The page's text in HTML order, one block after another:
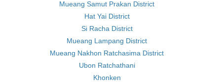
Mueang Samut Prakan District
Hat Yai District
Si Racha District
Mueang Lampang District
Mueang Nakhon Ratchasima District
Ubon Ratchathani
Khonken